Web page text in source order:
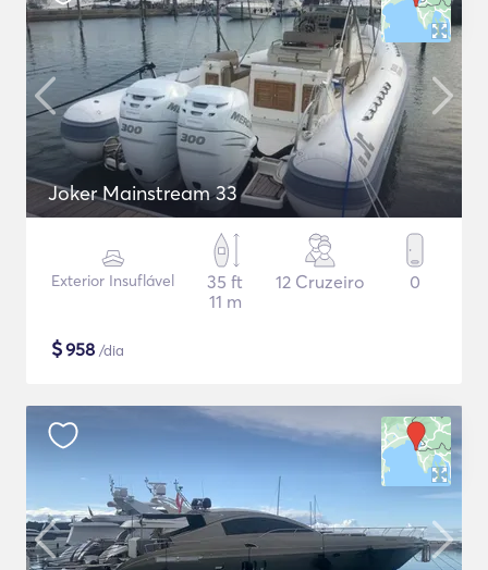
Joker Mainstream 33
Exterior Insuflável
35 ft
11 m
12 Cruzeiro 0
$958 /dia